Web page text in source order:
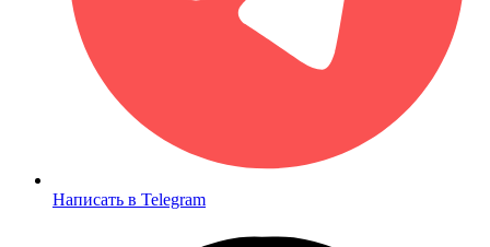
Написать в Telegram